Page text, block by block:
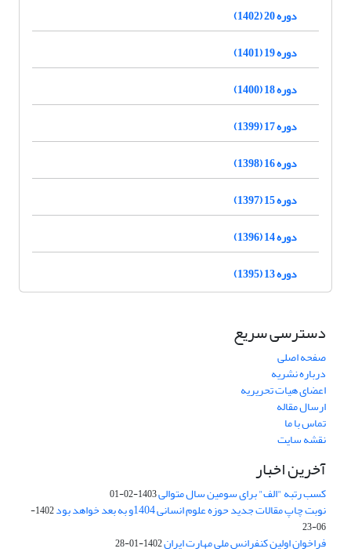
دوره 20 (1402)
دوره 19 (1401)
دوره 18 (1400)
دوره 17 (1399)
دوره 16 (1398)
دوره 15 (1397)
دوره 14 (1396)
دوره 13 (1395)
دسترسی سریع
صفحه اصلی
درباره نشریه
اعضای هیات تحریریه
ارسال مقاله
تماس با ما
نقشه سایت
آخرین اخبار
کسب رتبه "الف" برای سومین سال متوالی1403-02-01
نوبت چاپ مقالات جدید حوزه علوم انسانی 1404و به بعد خواهد بود
1402-
06-23
فراخوان اولین کنفرانس ملی مهارت ایران1402-01-28